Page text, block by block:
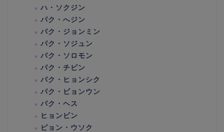
ハ・ソクジン
パク・へジン
パク・ジョンミン
パク・ソジュン
パク・ソロモン
パク・チビン
パク・ヒョンシク
パク・ビョンウン
パク・ヘス
ヒョンビン
ピョン・ウソク